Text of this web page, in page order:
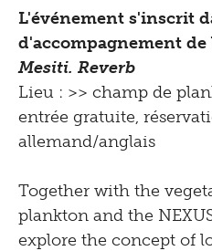
L'événement s'inscrit
d'accompagnement
Mesiti. Reverb
Lieu : >> champ de
entrée gratuite,
allemand/anglais
Together with the
plankton and the
explore the concept of